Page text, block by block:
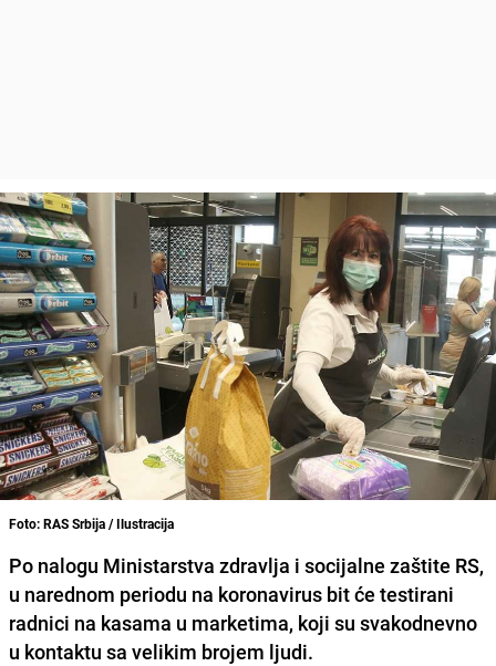
Foto: RAS Srbija / Ilustracija
Po nalogu Ministarstva zdravlja i socijalne zaštite RS,
u narednom periodu na koronavirus bit će testirani
radnici na kasama u marketima, koji su svakodnevno
u kontaktu sa velikim brojem ljudi.